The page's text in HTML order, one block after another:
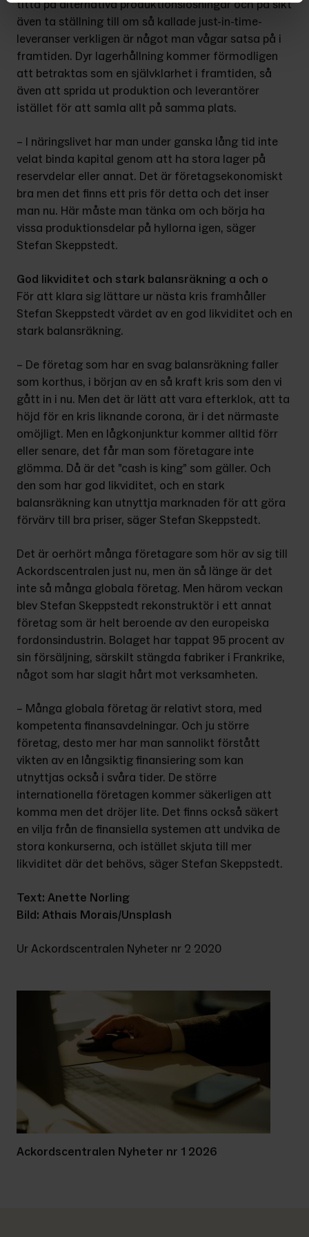
titta på alternativa produktionslösningar och på sikt
även ta ställning till om så kallade just-in-time-
leveranser verkligen är något man vågar satsa på i
framtiden. Dyr lagerhållning kommer förmodligen
att betraktas som en självklarhet i framtiden, så
även att sprida ut pro­duktion och leverantörer
istället för att samla allt på samma plats.
– I näringslivet har man under ganska lång tid inte
velat binda kapital genom att ha stora lager på
reserv­delar eller annat. Det är företagseko­nomiskt
bra men det finns ett pris för detta och det inser
man nu. Här måste man tänka om och börja ha
vissa pro­duktionsdelar på hyllorna igen, säger
Stefan Skeppstedt.
God likviditet och stark balansräkning a och o
För att klara sig lättare ur nästa kris framhåller
Stefan Skeppstedt vär­det av en god likviditet och en
stark balansräkning.
– De företag som har en svag balans­räkning faller
som korthus, i början av en så kraft kris som den vi
gått in i nu. Men det är lätt att vara efterklok, att ta
höjd för en kris liknande corona, är i det närmaste
omöjligt. Men en låg­konjunktur kommer alltid förr
eller senare, det får man som företagare inte
glömma. Då är det ”cash is king” som gäller. Och
den som har god lik­viditet, och en stark
balansräkning kan utnyttja marknaden för att göra
förvärv till bra priser, säger Stefan Skeppstedt.
Det är oerhört många företagare som hör av sig till
Ackordscentralen just nu, men än så länge är det
inte så många globala företag. Men härom veckan
blev Stefan Skeppstedt rekon­struktör i ett annat
företag som är helt beroende av den europeiska
fordonsindustrin. Bolaget har tappat 95 procent av
sin försäljning, särskilt stängda fabriker i Frankrike,
något som har slagit hårt mot verksam­heten.
– Många globala företag är relativt stora, med
kompetenta finansavdel­ningar. Och ju större
företag, desto mer har man sannolikt förstått
vikten av en långsiktig finansiering som kan
utnyttjas också i svåra tider. De större
internationella företagen kommer säkerligen att
komma men det dröjer lite. Det finns också säkert
en vilja från de finansiella systemen att undvika de
stora konkurserna, och istället skjuta till mer
likviditet där det behövs, säger Stefan Skeppstedt.
Text: Anette Norling
Bild: Athais Morais/Unsplash
Ur Ackordscentralen Nyheter nr 2 2020
Ackordscentralen Nyheter nr 1 2026